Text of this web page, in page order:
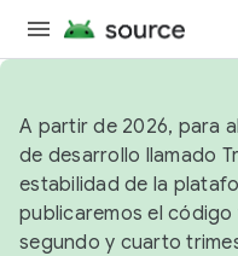
A partir de 2026, para
de desarrollo llamado
estabilidad de la
publicaremos el código
segundo y cuarto